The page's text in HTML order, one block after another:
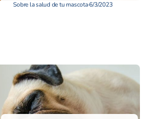
Sobre la salud de tu mascota·6/3/2023